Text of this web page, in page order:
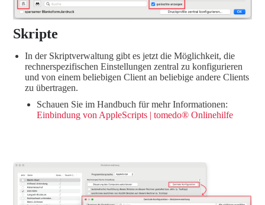
Skripte
In der Skriptverwaltung gibt es jetzt die Möglichkeit, die
rechnerspezifischen Einstellungen zentral zu konfigurieren
und von einem beliebigen Client an beliebige andere Clients
zu übertragen.
Schauen Sie im Handbuch für mehr Informationen:
Einbindung von AppleScripts | tomedo® Onlinehilfe